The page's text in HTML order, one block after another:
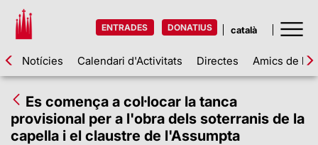
ENTRADES DONATIUS
Notícies Calendari d'Activitats Directes Amics de la
Es comença a col·locar la tanca
provisional per a l'obra dels soterranis de la
capella i el claustre de l'Assumpta